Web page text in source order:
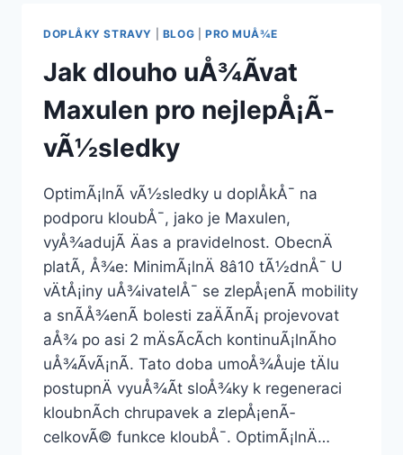
DOPLÅKY STRAVY BLOG PRO MUÅ¾E
Jak dlouho uÅ¾Ã­vat
Maxulen pro nejlepÅ¡Ã­
vÃ½sledky
OptimÃ¡lnÃ­ vÃ½sledky u doplÅkÅ¯ na
podporu kloubÅ¯, jako je Maxulen,
vyÅ¾adujÃ­ Äas a pravidelnost. ObecnÄ
platÃ­, Å¾e: MinimÃ¡lnÄ 8â10 tÃ½dnÅ¯ U
vÄtÅ¡iny uÅ¾ivatelÅ¯ se zlepÅ¡enÃ­ mobility
a snÃ­Å¾enÃ­ bolesti zaÄÃ­nÃ¡ projevovat
aÅ¾ po asi 2 mÄsÃ­cÃ­ch kontinuÃ¡lnÃ­ho
uÅ¾Ã­vÃ¡nÃ­. Tato doba umoÅ¾Åuje tÄlu
postupnÄ vyuÅ¾Ã­t sloÅ¾ky k regeneraci
kloubnÃ­ch chrupavek a zlepÅ¡enÃ­
celkovÃ© funkce kloubÅ¯. OptimÃ¡lnÄ…